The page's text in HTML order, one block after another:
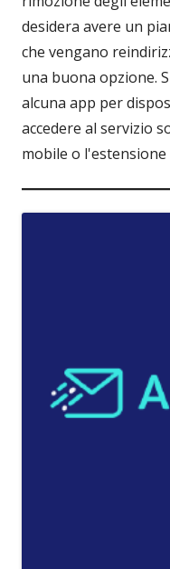
desidera avere un
che vengano
una buona opzione.
alcuna app per
accedere al servizio
mobile o